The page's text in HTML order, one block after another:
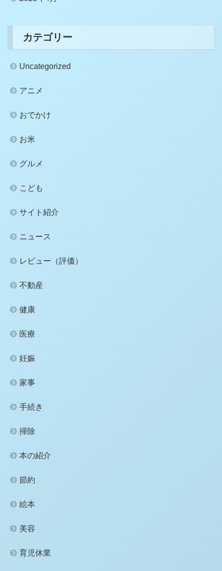
カテゴリー
Uncategorized
アニメ
おでかけ
お米
グルメ
こども
サイト紹介
ニュース
レビュー（評価）
不動産
健康
医療
妊娠
家事
手続き
掃除
本の紹介
節約
絵本
美容
育児休業